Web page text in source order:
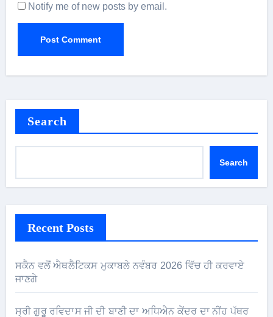
Notify me of new posts by email.
Search
Search
Recent Posts
ਸਕੈਨ ਵਲੋਂ ਐਥਲੈਟਿਕਸ ਮੁਕਾਬਲੇ ਨਵੰਬਰ 2026 ਵਿੱਚ ਹੀ ਕਰਵਾਏ
ਜਾਣਗੇ
ਸ੍ਰੀ ਗੁਰੂ ਰਵਿਦਾਸ ਜੀ ਦੀ ਬਾਣੀ ਦਾ ਅਧਿਐਨ ਕੇਂਦਰ ਦਾ ਨੀਂਹ ਪੱਥਰ